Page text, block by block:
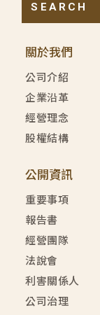
關於我們
公司介紹
企業沿革
經營理念
股權結構
公開資訊
重要事項
報告書
經營團隊
法說會
利害關係人
公司治理
SEARCH